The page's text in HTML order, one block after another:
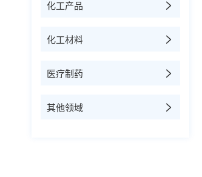
化工产品
化工材料
医疗制药
其他领域